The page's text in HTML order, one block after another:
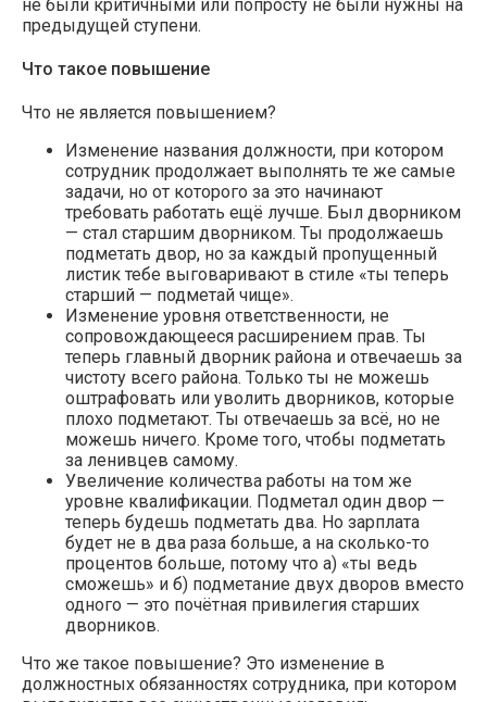
не были критичными или попросту не были нужны на
предыдущей ступени.
Что такое повышение
Что не является повышением?
Изменение названия должности, при котором
сотрудник продолжает выполнять те же самые
задачи, но от которого за это начинают
требовать работать ещё лучше. Был дворником
— стал старшим дворником. Ты продолжаешь
подметать двор, но за каждый пропущенный
листик тебе выговаривают в стиле «ты теперь
старший — подметай чище».
Изменение уровня ответственности, не
сопровождающееся расширением прав. Ты
теперь главный дворник района и отвечаешь за
чистоту всего района. Только ты не можешь
оштрафовать или уволить дворников, которые
плохо подметают. Ты отвечаешь за всё, но не
можешь ничего. Кроме того, чтобы подметать
за ленивцев самому.
Увеличение количества работы на том же
уровне квалификации. Подметал один двор —
теперь будешь подметать два. Но зарплата
будет не в два раза больше, а на сколько-то
процентов больше, потому что а) «ты ведь
сможешь» и б) подметание двух дворов вместо
одного — это почётная привилегия старших
дворников.
Что же такое повышение? Это изменение в
должностных обязанностях сотрудника, при котором